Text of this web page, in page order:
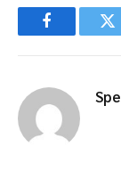
Facebook